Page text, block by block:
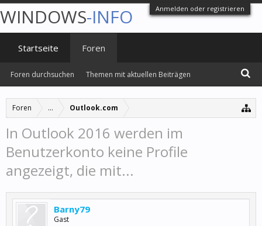
Anmelden oder registrieren
Foren ... Outlook.com
In Outlook 2016 werden im
Benutzerkonto keine Profile
angezeigt, die mit...
Barny79
Gast
WINDOWS-INFO
Startseite Foren
Foren durchsuchen Themen mit aktuellen Beiträgen